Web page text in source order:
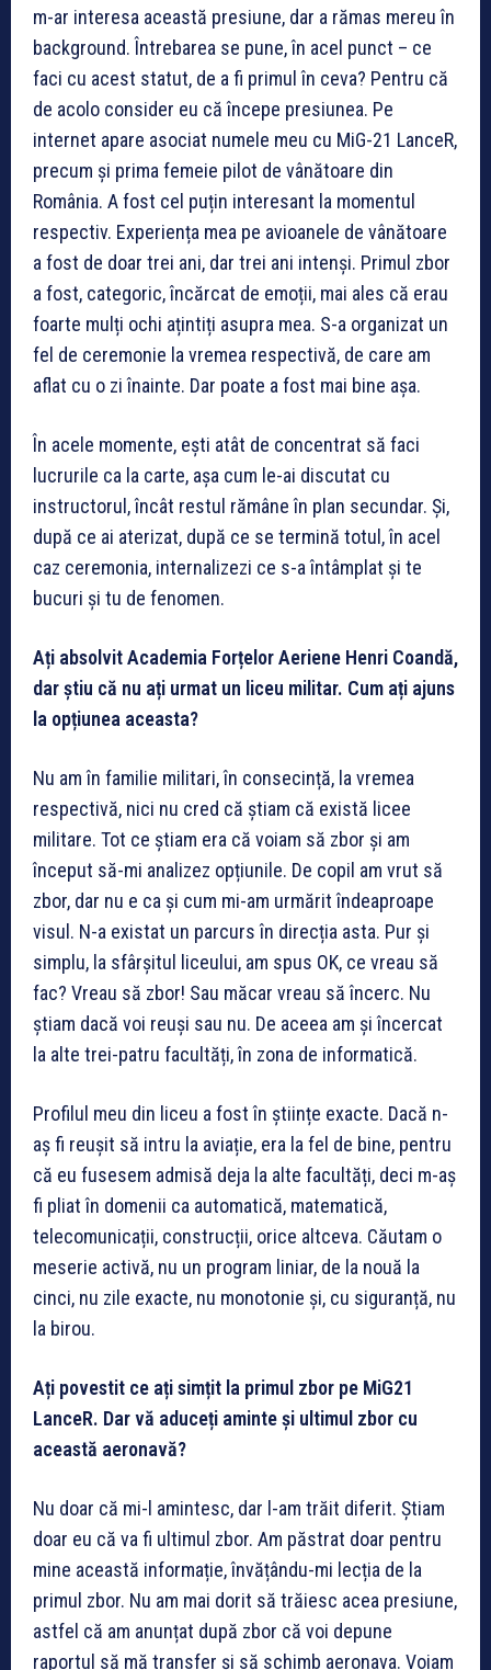
m-ar interesa această presiune, dar a rămas mereu în
background. Întrebarea se pune, în acel punct – ce
faci cu acest statut, de a fi primul în ceva? Pentru că
de acolo consider eu că începe presiunea. Pe
internet apare asociat numele meu cu MiG-21 LanceR,
precum și prima femeie pilot de vânătoare din
România. A fost cel puțin interesant la momentul
respectiv. Experiența mea pe avioanele de vânătoare
a fost de doar trei ani, dar trei ani intenși. Primul zbor
a fost, categoric, încărcat de emoții, mai ales că erau
foarte mulți ochi ațintiți asupra mea. S-a organizat un
fel de ceremonie la vremea respectivă, de care am
aflat cu o zi înainte. Dar poate a fost mai bine așa.
În acele momente, ești atât de concentrat să faci
lucrurile ca la carte, așa cum le-ai discutat cu
instructorul, încât restul rămâne în plan secundar. Și,
după ce ai aterizat, după ce se termină totul, în acel
caz ceremonia, internalizezi ce s-a întâmplat și te
bucuri și tu de fenomen.
Ați absolvit Academia Forțelor Aeriene Henri Coandă,
dar știu că nu ați urmat un liceu militar. Cum ați ajuns
la opțiunea aceasta?
Nu am în familie militari, în consecință, la vremea
respectivă, nici nu cred că știam că există licee
militare. Tot ce știam era că voiam să zbor și am
început să-mi analizez opțiunile. De copil am vrut să
zbor, dar nu e ca și cum mi-am urmărit îndeaproape
visul. N-a existat un parcurs în direcția asta. Pur și
simplu, la sfârșitul liceului, am spus OK, ce vreau să
fac? Vreau să zbor! Sau măcar vreau să încerc. Nu
știam dacă voi reuși sau nu. De aceea am și încercat
la alte trei-patru facultăți, în zona de informatică.
Profilul meu din liceu a fost în științe exacte. Dacă n-
aș fi reușit să intru la aviație, era la fel de bine, pentru
că eu fusesem admisă deja la alte facultăți, deci m-aș
fi pliat în domenii ca automatică, matematică,
telecomunicații, construcții, orice altceva. Căutam o
meserie activă, nu un program liniar, de la nouă la
cinci, nu zile exacte, nu monotonie și, cu siguranță, nu
la birou.
Ați povestit ce ați simțit la primul zbor pe MiG21
LanceR. Dar vă aduceți aminte și ultimul zbor cu
această aeronavă?
Nu doar că mi-l amintesc, dar l-am trăit diferit. Știam
doar eu că va fi ultimul zbor. Am păstrat doar pentru
mine această informație, învățându-mi lecția de la
primul zbor. Nu am mai dorit să trăiesc acea presiune,
astfel că am anunțat după zbor că voi depune
raportul să mă transfer și să schimb aeronava. Voiam